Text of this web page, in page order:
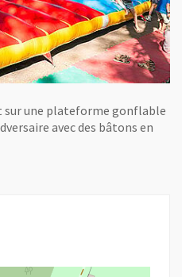
une plateforme gonflable
avec des bâtons en